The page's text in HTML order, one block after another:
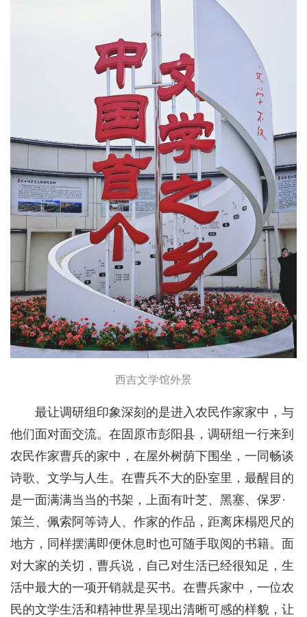
西吉文学馆外景
最让调研组印象深刻的是进入农民作家家中，与
他们面对面交流。在固原市彭阳县，调研组一行来到
农民作家曹兵的家中，在屋外树荫下围坐，一同畅谈
诗歌、文学与人生。在曹兵不大的卧室里，最醒目的
是一面满满当当的书架，上面有叶芝、黑塞、保罗·
策兰、佩索阿等诗人、作家的作品，距离床榻咫尺的
地方，同样摆满即便休息时也可随手取阅的书籍。面
对大家的关切，曹兵说，自己对生活已经很知足，生
活中最大的一项开销就是买书。在曹兵家中，一位农
民的文学生活和精神世界呈现出清晰可感的样貌，让